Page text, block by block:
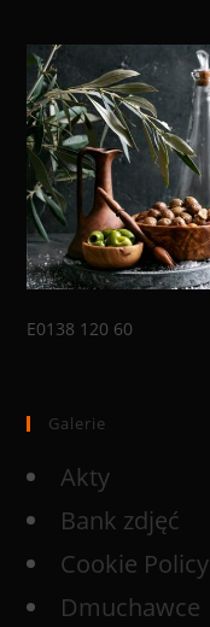
E0138 120 60
Galerie
Akty
Bank zdjęć
Cookie Policy
Dmuchawce